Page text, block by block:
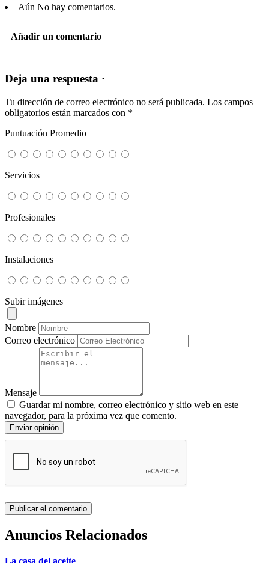
Aún No hay comentarios.
Añadir un comentario
Deja una respuesta ·
Tu dirección de correo electrónico no será publicada. Los campos
obligatorios están marcados con *
Puntuación Promedio
Servicios
Profesionales
Instalaciones
Subir imágenes
Nombre
Correo electrónico
Mensaje
Guardar mi nombre, correo electrónico y sitio web en este
navegador, para la próxima vez que comento.
Enviar opinión
Anuncios Relacionados